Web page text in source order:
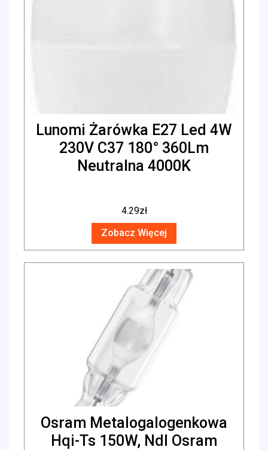
Lunomi Żarówka E27 Led 4W
230V C37 180° 360Lm
Neutralna 4000K
4.29zł
Zobacz Więcej
Osram Metalogalogenkowa
Hqi-Ts 150W, Ndl Osram